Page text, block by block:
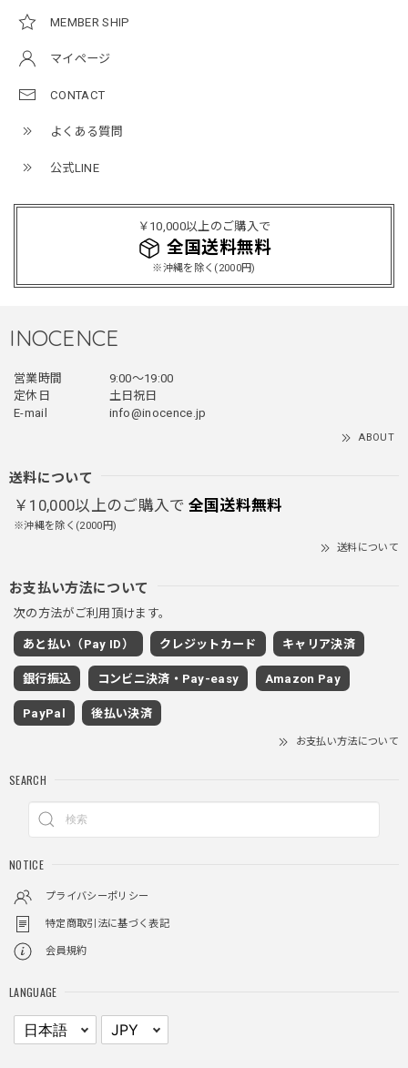
MEMBER SHIP
マイページ
CONTACT
よくある質問
公式LINE
￥10,000以上のご購入で
全国送料無料
※沖縄を除く(2000円)
レッドめちゃくちゃカッコイイし可愛いです！こういうのっ
てあまり他のお店で売ってないようなデザインだと思うので
買って良かったです！！ただ写真の通り袖の方が明らかに長
ブラック/L
2025/12/24
首しまる！ってなるから全部は閉めずに使うかも。 チャッ
2025/11/28
グレー/M
2025/11/28
着心地もいいしカジュアル味が出ていい
クロスチャーム ビーズウォレットチェーン / CROSS CHARM BEADS WALLET CHAIN
しっかりと重さがあるので安っぽくなく値段に見合ったクオ
リティ
身体のラインに沿って着れるため、印象がスラッとして見え
る。特に腕周りがいい感じ。
INOCENCE
営業時間
9:00〜19:00
定休日
土日祝日
E-mail
info@inocence.jp
ABOUT
送料について
￥10,000以上のご購入で 全国送料無料
※沖縄を除く(2000円)
送料について
お支払い方法について
次の方法がご利用頂けます。
あと払い（Pay ID） クレジットカード キャリア決済
銀行振込 コンビニ決済・Pay-easy Amazon Pay
PayPal 後払い決済
お支払い方法について
SEARCH
NOTICE
プライバシーポリシー
特定商取引法に基づく表記
会員規約
LANGUAGE